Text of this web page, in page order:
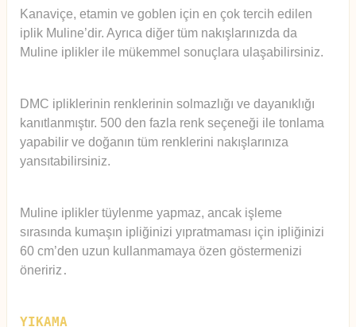
Kanaviçe, etamin ve goblen için en çok tercih edilen
iplik Muline’dir. Ayrıca diğer tüm nakışlarınızda da
Muline iplikler ile mükemmel sonuçlara ulaşabilirsiniz.
DMC ipliklerinin renklerinin solmazlığı ve dayanıklığı
kanıtlanmıştır. 500 den fazla renk seçeneği ile tonlama
yapabilir ve doğanın tüm renklerini nakışlarınıza
yansıtabilirsiniz.
Muline iplikler tüylenme yapmaz, ancak işleme
sırasında kumaşın ipliğinizi yıpratmaması için ipliğinizi
60 cm’den uzun kullanmamaya özen göstermenizi
öneririz .
YIKAMA